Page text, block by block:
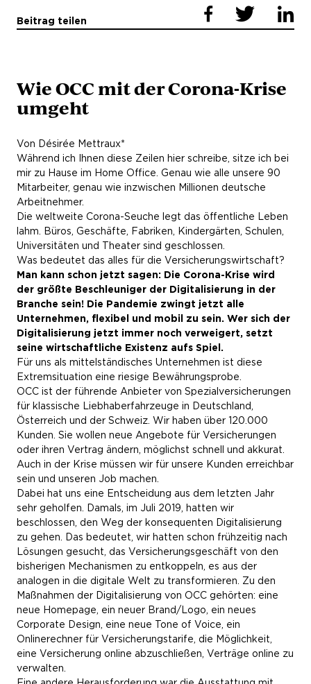
Beitrag teilen
Wie OCC mit der Corona-Krise
umgeht
Von Désirée Mettraux*
Während ich Ihnen diese Zeilen hier schreibe, sitze ich bei
mir zu Hause im Home Office. Genau wie alle unsere 90
Mitarbeiter, genau wie inzwischen Millionen deutsche
Arbeitnehmer.
Die weltweite Corona-Seuche legt das öffentliche Leben
lahm. Büros, Geschäfte, Fabriken, Kindergärten, Schulen,
Universitäten und Theater sind geschlossen.
Was bedeutet das alles für die Versicherungswirtschaft?
Man kann schon jetzt sagen: Die Corona-Krise wird
der größte Beschleuniger der Digitalisierung in der
Branche sein! Die Pandemie zwingt jetzt alle
Unternehmen, flexibel und mobil zu sein. Wer sich der
Digitalisierung jetzt immer noch verweigert, setzt
seine wirtschaftliche Existenz aufs Spiel.
Für uns als mittelständisches Unternehmen ist diese
Extremsituation eine riesige Bewährungsprobe.
OCC ist der führende Anbieter von Spezialversicherungen
für klassische Liebhaberfahrzeuge in Deutschland,
Österreich und der Schweiz. Wir haben über 120.000
Kunden. Sie wollen neue Angebote für Versicherungen
oder ihren Vertrag ändern, möglichst schnell und akkurat.
Auch in der Krise müssen wir für unsere Kunden erreichbar
sein und unseren Job machen.
Dabei hat uns eine Entscheidung aus dem letzten Jahr
sehr geholfen. Damals, im Juli 2019, hatten wir
beschlossen, den Weg der konsequenten Digitalisierung
zu gehen. Das bedeutet, wir hatten schon frühzeitig nach
Lösungen gesucht, das Versicherungsgeschäft von den
bisherigen Mechanismen zu entkoppeln, es aus der
analogen in die digitale Welt zu transformieren. Zu den
Maßnahmen der Digitalisierung von OCC gehörten: eine
neue Homepage, ein neuer Brand/Logo, ein neues
Corporate Design, eine neue Tone of Voice, ein
Onlinerechner für Versicherungstarife, die Möglichkeit,
eine Versicherung online abzuschließen, Verträge online zu
verwalten.